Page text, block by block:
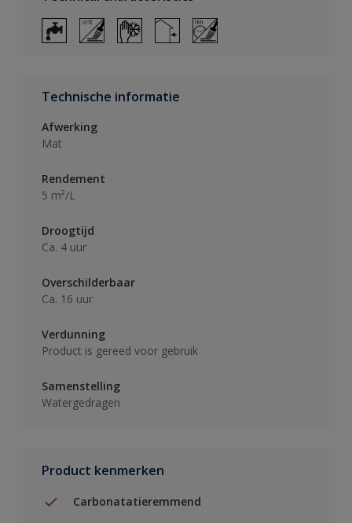
Technische informatie
Afwerking
Mat
Rendement
5 m²/L
Droogtijd
Ca. 4 uur
Overschilderbaar
Ca. 16 uur
Verdunning
Product is gereed voor gebruik
Samenstelling
Watergedragen
Product kenmerken
Carbonatatieremmend